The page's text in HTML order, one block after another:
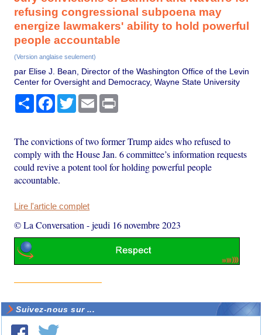
refusing congressional subpoena may
energize lawmakers' ability to hold powerful
people accountable
(Version anglaise seulement)
par Elise J. Bean, Director of the Washington Office of the Levin
Center for Oversight and Democracy, Wayne State University
PartagerFacebook
TwitterEmail
The convictions of two former Trump aides who refused to
comply with the House Jan. 6 committee’s information requests
could revive a potent tool for holding powerful people
accountable.
Lire l'article complet
© La Conversation -jeudi 16 novembre 2023
Suivez-nous sur ...